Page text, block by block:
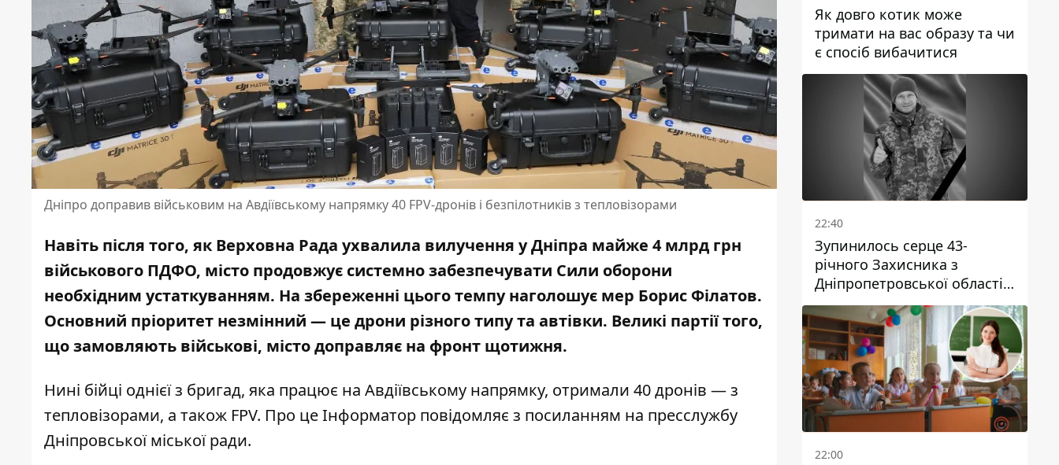
Дніпро доправив військовим на Авдіївському напрямку 40 FPV-дронів і безпілотників з тепловізорами
Навіть після того, як Верховна Рада ухвалила вилучення у Дніпра майже 4 млрд грн
військового ПДФО, місто продовжує системно забезпечувати Сили оборони
необхідним устаткуванням. На збереженні цього темпу наголошує мер Борис Філатов.
Основний пріоритет незмінний — це дрони різного типу та автівки. Великі партії того,
що замовляють військові, місто доправляє на фронт щотижня.
Нині бійці однієї з бригад, яка працює на Авдіївському напрямку, отримали 40 дронів — з
тепловізорами, а також FPV. Про це Інформатор повідомляє з посиланням на пресслужбу
Дніпровської міської ради.
Як довго котик може
тримати на вас образу та чи
є спосіб вибачитися
22:40
Зупинилось серце 43-
річного Захисника з
Дніпропетровської області
Євгена Зінченка
22:00